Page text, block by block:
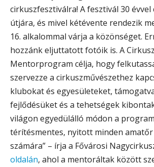
cirkuszfesztiválra! A fesztivál 30
útjára, és mivel kétévente rendezik
16. alkalommal várja a közönséget.
hozzánk eljuttatott fotóik is. A Cirkusz
Mentorprogram célja, hogy
szervezze a cirkuszművészethez
klubokat és egyesületeket,
fejlődésüket és a tehetségek
világon egyedülálló módon a
térítésmentes, nyitott minden
számára” – írja a Fővárosi
oldalán, ahol a mentoráltak között